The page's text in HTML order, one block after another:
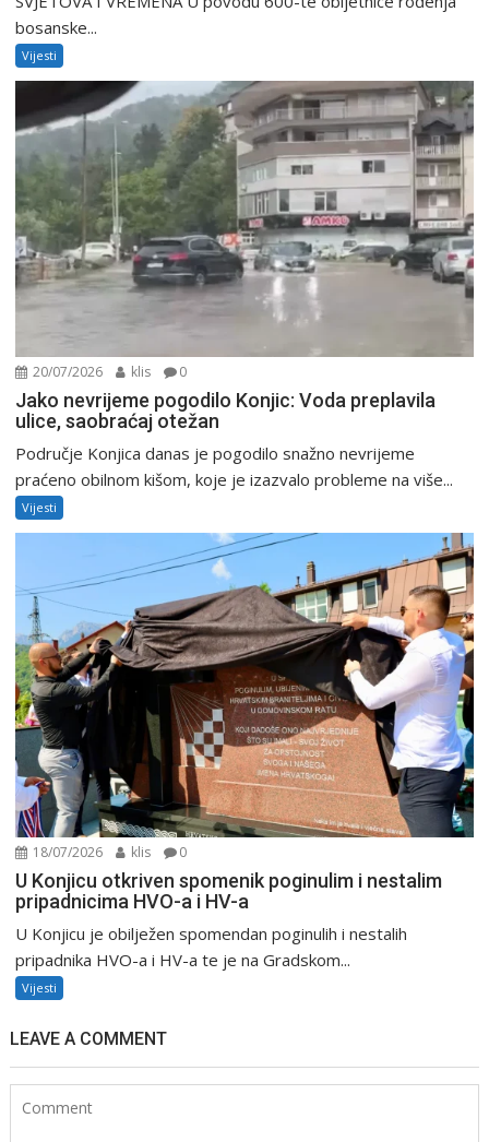
bosanske...
Vijesti
20/07/2026 klis 0
Jako nevrijeme pogodilo Konjic: Voda preplavila
ulice, saobraćaj otežan
Područje Konjica danas je pogodilo snažno nevrijeme
praćeno obilnom kišom, koje je izazvalo probleme na više...
Vijesti
18/07/2026 klis 0
U Konjicu otkriven spomenik poginulim i nestalim
pripadnicima HVO-a i HV-a
U Konjicu je obilježen spomendan poginulih i nestalih
pripadnika HVO-a i HV-a te je na Gradskom...
Vijesti
LEAVE A COMMENT